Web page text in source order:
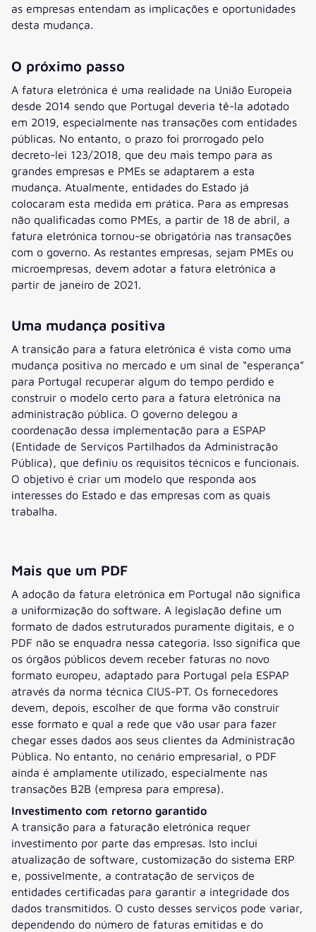
as empresas entendam as implicações e oportunidades
desta mudança.
O próximo passo
A fatura eletrónica é uma realidade na União Europeia
desde 2014 sendo que Portugal deveria tê-la adotado
em 2019, especialmente nas transações com entidades
públicas. No entanto, o prazo foi prorrogado pelo
decreto-lei 123/2018, que deu mais tempo para as
grandes empresas e PMEs se adaptarem a esta
mudança. Atualmente, entidades do Estado já
colocaram esta medida em prática. Para as empresas
não qualificadas como PMEs, a partir de 18 de abril, a
fatura eletrónica tornou-se obrigatória nas transações
com o governo. As restantes empresas, sejam PMEs ou
microempresas, devem adotar a fatura eletrónica a
partir de janeiro de 2021.
Uma mudança positiva
A transição para a fatura eletrónica é vista como uma
mudança positiva no mercado e um sinal de “esperança”
para Portugal recuperar algum do tempo perdido e
construir o modelo certo para a fatura eletrónica na
administração pública. O governo delegou a
coordenação dessa implementação para a ESPAP
(Entidade de Serviços Partilhados da Administração
Pública), que definiu os requisitos técnicos e funcionais.
O objetivo é criar um modelo que responda aos
interesses do Estado e das empresas com as quais
trabalha.
Mais que um PDF
A adoção da fatura eletrónica em Portugal não significa
a uniformização do software. A legislação define um
formato de dados estruturados puramente digitais, e o
PDF não se enquadra nessa categoria. Isso significa que
os órgãos públicos devem receber faturas no novo
formato europeu, adaptado para Portugal pela ESPAP
através da norma técnica CIUS-PT. Os fornecedores
devem, depois, escolher de que forma vão construir
esse formato e qual a rede que vão usar para fazer
chegar esses dados aos seus clientes da Administração
Pública. No entanto, no cenário empresarial, o PDF
ainda é amplamente utilizado, especialmente nas
transações B2B (empresa para empresa).
Investimento com retorno garantido
A transição para a faturação eletrónica requer
investimento por parte das empresas. Isto inclui
atualização de software, customização do sistema ERP
e, possivelmente, a contratação de serviços de
entidades certificadas para garantir a integridade dos
dados transmitidos. O custo desses serviços pode variar,
dependendo do número de faturas emitidas e do